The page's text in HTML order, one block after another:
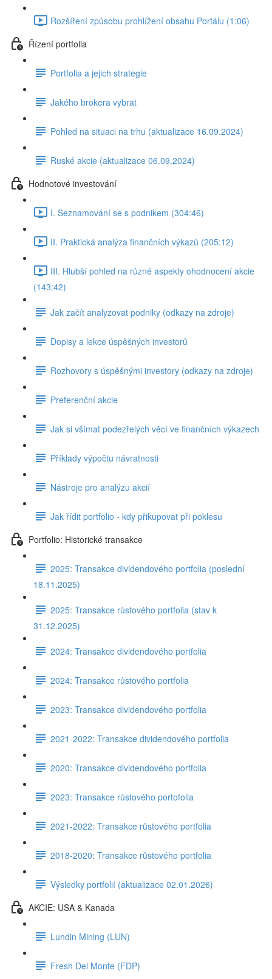
Rozšíření způsobu prohlížení obsahu Portálu (1:06)
Řízení portfolia
Portfolia a jejich strategie
Jakého brokera vybrat
Pohled na situaci na trhu (aktualizace 16.09.2024)
Ruské akcie (aktualizace 06.09.2024)
Hodnotové investování
I. Seznamování se s podnikem (304:46)
II. Praktická analýza finančních výkazů (205:12)
III. Hlubší pohled na různé aspekty ohodnocení akcie
(143:42)
Jak začít analyzovat podniky (odkazy na zdroje)
Dopisy a lekce úspěšných investorů
Rozhovory s úspěšnými investory (odkazy na zdroje)
Preferenční akcie
Jak si všímat podezřelých věcí ve finančních výkazech
Příklady výpočtu návratnosti
Nástroje pro analýzu akcií
Jak řídit portfolio - kdy přikupovat při poklesu
Portfolio: Historické transakce
2025: Transakce dividendového portfolia (poslední
18.11.2025)
2025: Transakce růstového portfolia (stav k
31.12.2025)
2024: Transakce dividendového portfolia
2024: Transakce růstového portfolia
2023: Transakce dividendového portfolia
2021-2022: Transakce dividendového portfolia
2020: Transakce dividendového portfolia
2023: Transakce růstového portofolia
2021-2022: Transakce růstového portfolia
2018-2020: Transakce růstového portfolia
Výsledky portfolií (aktualizace 02.01.2026)
AKCIE: USA & Kanada
Lundin Mining (LUN)
Fresh Del Monte (FDP)